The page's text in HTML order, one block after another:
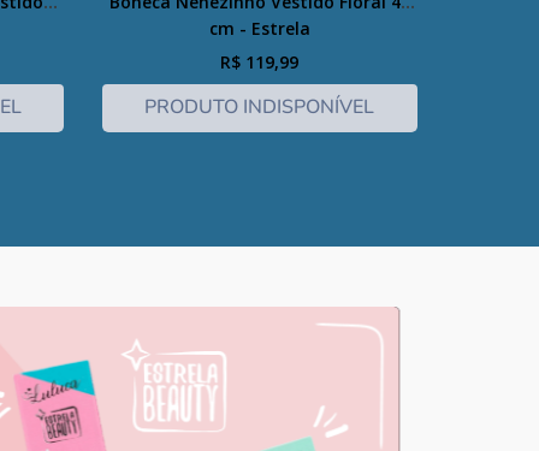
cm - Estrela
R$ 119,99
PRODUTO INDISPONÍVEL